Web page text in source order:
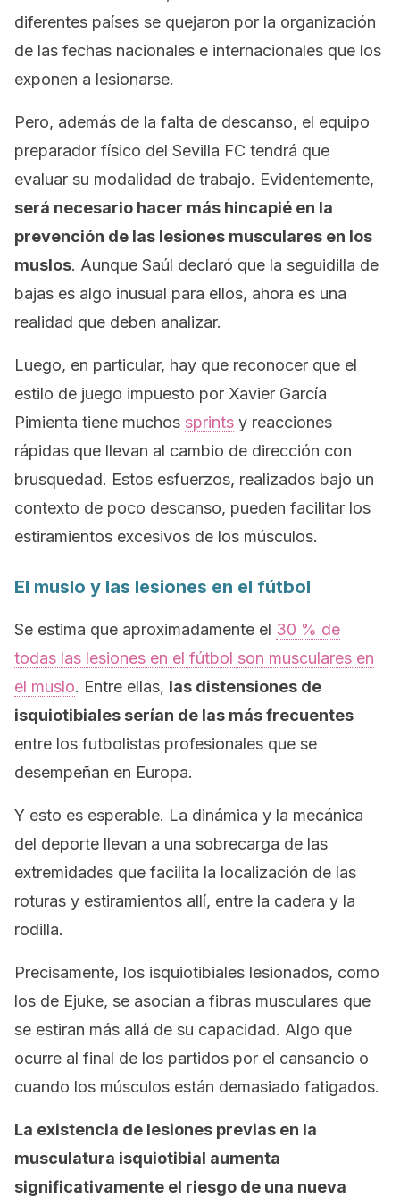
diferentes países se quejaron por la organización
de las fechas nacionales e internacionales que los
exponen a lesionarse.
Pero, además de la falta de descanso, el equipo
preparador físico del Sevilla FC tendrá que
evaluar su modalidad de trabajo. Evidentemente,
será necesario hacer más hincapié en la
prevención de las lesiones musculares en los
muslos. Aunque Saúl declaró que la seguidilla de
bajas es algo inusual para ellos, ahora es una
realidad que deben analizar.
Luego, en particular, hay que reconocer que el
estilo de juego impuesto por Xavier García
Pimienta tiene muchos sprints y reacciones
rápidas que llevan al cambio de dirección con
brusquedad. Estos esfuerzos, realizados bajo un
contexto de poco descanso, pueden facilitar los
estiramientos excesivos de los músculos.
El muslo y las lesiones en el fútbol
Se estima que aproximadamente el 30 % de
todas las lesiones en el fútbol son musculares en
el muslo. Entre ellas, las distensiones de
isquiotibiales serían de las más frecuentes
entre los futbolistas profesionales que se
desempeñan en Europa.
Y esto es esperable. La dinámica y la mecánica
del deporte llevan a una sobrecarga de las
extremidades que facilita la localización de las
roturas y estiramientos allí, entre la cadera y la
rodilla.
Precisamente, los isquiotibiales lesionados, como
los de Ejuke, se asocian a fibras musculares que
se estiran más allá de su capacidad. Algo que
ocurre al final de los partidos por el cansancio o
cuando los músculos están demasiado fatigados.
La existencia de lesiones previas en la
musculatura isquiotibial aumenta
significativamente el riesgo de una nueva